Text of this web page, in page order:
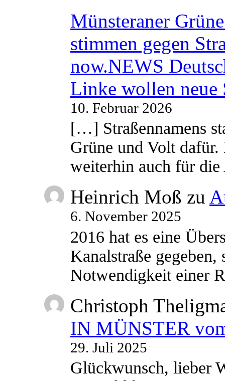
Münsteraner
stimmen gegen
now.NEWS
Linke wollen neue
10. Februar 2026
[…] Straßennamens
Grüne und Volt
weiterhin auch für
Heinrich Moß zu
6. November 2025
2016 hat es eine
Kanalstraße
Notwendigkeit einer
Christoph
IN MÜNSTER
29. Juli 2025
Glückwunsch, lieber